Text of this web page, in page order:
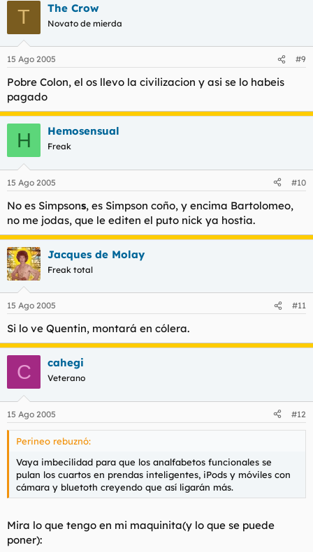
T The Crow
Novato de mierda
15 Ago 2005 #9
Pobre Colon, el os llevo la civilizacion y asi se lo habeis
pagado
H Hemosensual
Freak
15 Ago 2005 #10
No es Simpsons, es Simpson coño, y encima Bartolomeo,
no me jodas, que le editen el puto nick ya hostia.
Jacques de Molay
Freak total
15 Ago 2005 #11
Si lo ve Quentin, montará en cólera.
C cahegi
Veterano
15 Ago 2005 #12
Perineo rebuznó:
Vaya imbecilidad para que los analfabetos funcionales se
pulan los cuartos en prendas inteligentes, iPods y móviles con
cámara y bluetoth creyendo que así ligarán más.
Mira lo que tengo en mi maquinita(y lo que se puede
poner):